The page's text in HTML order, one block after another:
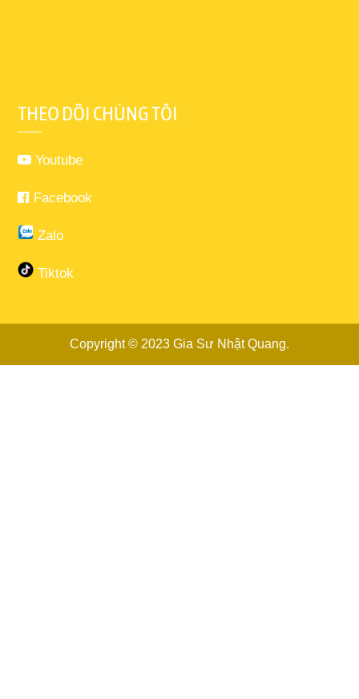
THEO DÕI CHÚNG TÔI
Youtube
Facebook
Zalo
Tiktok
Copyright © 2023 Gia Sư Nhật Quang.